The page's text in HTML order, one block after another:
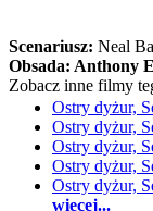
Scenariusz: Neal
Obsada: Anthony
Zobacz inne filmy
Ostry dyżur,
Ostry dyżur,
Ostry dyżur,
Ostry dyżur,
Ostry dyżur,
więcej...